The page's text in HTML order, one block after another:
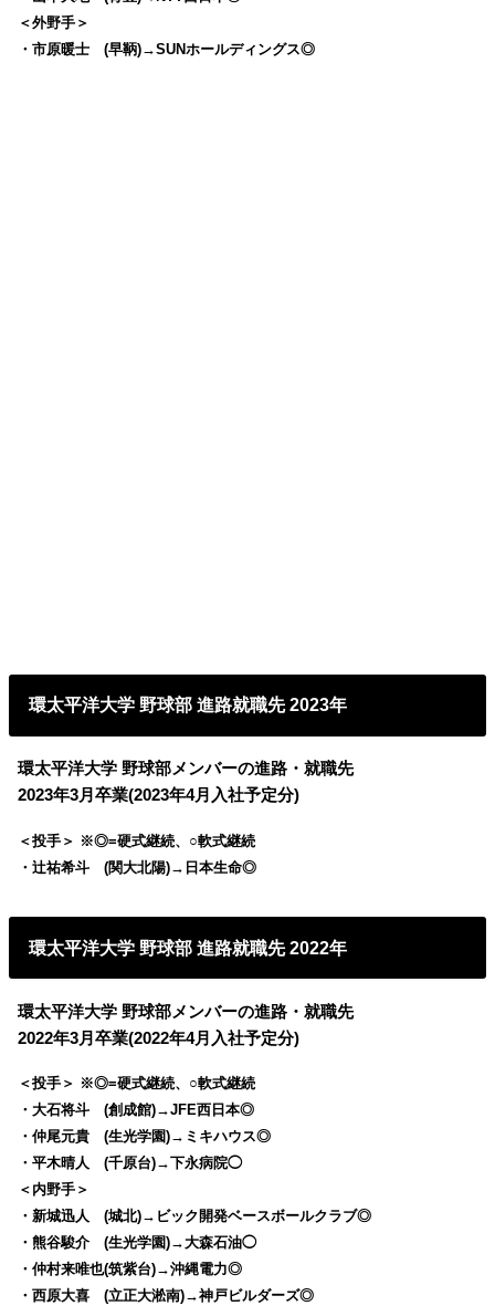
＜外野手＞
・市原暖士 (早鞆)→SUNホールディングス◎
環太平洋大学 野球部 進路就職先 2023年
環太平洋大学 野球部メンバーの進路・就職先
2023年3月卒業(2023年4月入社予定分)
＜投手＞ ※◎=硬式継続、○軟式継続
・辻祐希斗 (関大北陽)→日本生命◎
環太平洋大学 野球部 進路就職先 2022年
環太平洋大学 野球部メンバーの進路・就職先
2022年3月卒業(2022年4月入社予定分)
＜投手＞ ※◎=硬式継続、○軟式継続
・大石将斗 (創成館)→JFE西日本◎
・仲尾元貴 (生光学園)→ミキハウス◎
・平木晴人 (千原台)→下永病院◯
＜内野手＞
・新城迅人 (城北)→ビック開発ベースボールクラブ◎
・熊谷駿介 (生光学園)→大森石油◯
・仲村来唯也(筑紫台)→沖縄電力◎
・西原大喜 (立正大淞南)→神戸ビルダーズ◎